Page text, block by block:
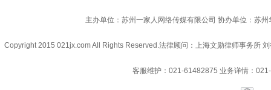
主办单位：苏州一家人网络传媒有限公司 协办单位：苏
Copyright 2015 021jx.com All Rights Reserved.法律顾问：上海文勋律师事务所
客服维护：021-61482875 业务详情：